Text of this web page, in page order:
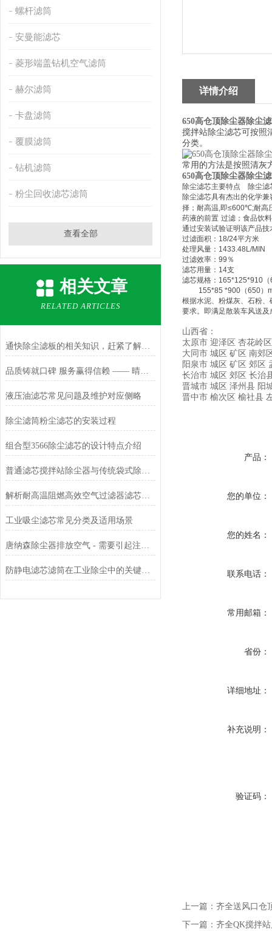
螺杆滤筒
安曼能滤芯
菱形端盖钻机空气滤筒
赫尔滤筒
卡盘滤筒
覆膜滤筒
钻机滤筒
粉尘回收滤芯滤筒
查看全部
相关文章
RELATED ARTICLES
通快除尘滤板的相关知识，赶紧了解一下
品质铸就口碑 服务赢得信赖 —— 晴空滤芯客户见证纪实
液压油滤芯常见问题及维护对应侧略
除尘滤筒粉尘滤芯的安装过程
组合型3566除尘滤芯的设计特点介绍
普通滤芯搅拌站除尘器与传统袋式除尘器的性能对比
解析耐高温阻燃高效空气过滤器滤芯的安装方法
工业吸尘滤芯常见分类及适用场景
唐纳森除尘器排放空气 - 需要引起注意的 3 个原因
防静电滤芯滤筒在工业除尘中的关键作用
详情介绍
650高仓顶除尘器除尘
搅拌站除尘滤芯可按照
分类。
常用的方法是按照清灰
650高仓顶除尘器除尘
除尘滤芯主要特点
除尘滤
除尘滤芯具有杰出的化学
择；耐高温,即≤600℃;耐高
药液的前置 过滤；食品饮
通过安装试验证明该产品技
过滤面积： 18/24平方米
处理风量： 1433.48L/MIN
过滤效率： 99 ％
滤芯用量： 14支
滤芯规格： 165*125*910 （
155*85 *900 （650）
根据水泥、粉煤灰、石粉
要求。即满足散装车风送
山西省：
太原市 迎泽区 杏花岭区
大同市 城区 矿区 南郊
阳泉市 城区 矿区 郊区
长治市 城区 郊区 长治
晋城市 城区 泽州县 阳
晋中市 榆次区 榆社县
产品：
您的单位：
您的姓名：
联系电话：
常用邮箱：
省份：
详细地址：
补充说明：
验证码：
上一篇： 齐全送风口仓
下一篇： 齐全QK搅拌